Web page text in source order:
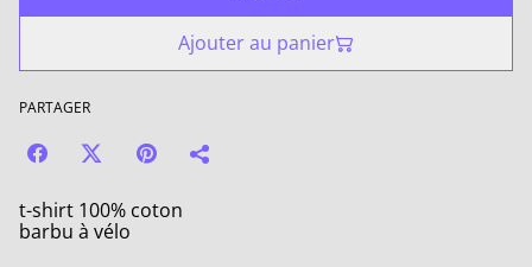
Ajouter au panier
PARTAGER
t-shirt 100% coton
barbu à vélo